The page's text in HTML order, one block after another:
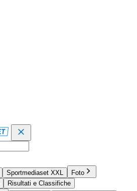
Sportmediaset XXL
Foto
Risultati e Classifiche